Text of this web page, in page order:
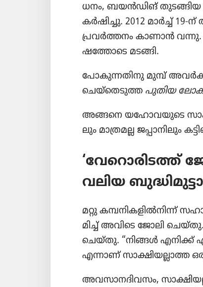
ധ​നം, ബയൻഡിങ്‌ തുടങ്ങിയ
കർഷി​ച്ചു. 2012 മാർച്ച്‌
പ്രവർത്ത​നം കാണാൻ
ഷ​ത്തോ​ടെ മടങ്ങി.
പോകു​ന്ന​തി​നു മുമ്പ്‌
ചെയ്‌തെ​ടു​ത്ത പുതിയ ലോക
അങ്ങനെ യഹോ​വ​യു​ടെ
ലും മാത്രമല്ല ജപ്പാനി​ലും
‘വേറൊ​രി​ടത്ത്‌
വലിയ
മറ്റു കമ്പനി​ക​ളിൽനിന്ന്‌
മിച്ച്‌ അവിടെ ജോലി
ചെയ്‌തു. “നിങ്ങൾ എനിക്ക്‌
എന്നാണ്‌ സാക്ഷി​യ​ല്ലാ​ത്ത
അവസാ​ന​ദി​വ​സം,